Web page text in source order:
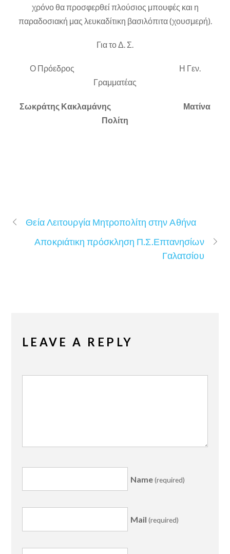
χρόνο θα προσφερθεί πλούσιος μπουφές και η
παραδοσιακή μας λευκαδίτικη βασιλόπιτα (χουσμερή).
Για το Δ. Σ.
Ο Πρόεδρος Η Γεν.
Γραμματέας
Σωκράτης Κακλαμάνης Ματίνα
Πολίτη
Θεία Λειτουργία Μητροπολίτη στην Αθήνα
Αποκριάτικη πρόσκληση Π.Σ.Επτανησίων
Γαλατσίου
LEAVE A REPLY
Name(required)
Mail (required)